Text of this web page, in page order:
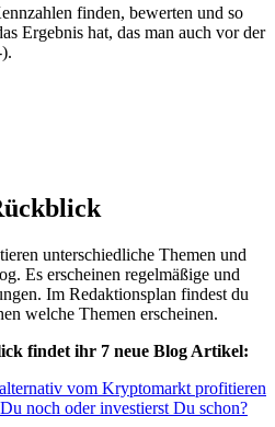
finden, bewerten und so
Ergebnis hat, das man auch vor der
unterschiedliche Themen und
Es erscheinen regelmäßige und
Im Redaktionsplan findest du
welche Themen erscheinen.
findet ihr 7 neue Blog Artikel:
vom Kryptomarkt profitieren
noch oder investierst Du schon?